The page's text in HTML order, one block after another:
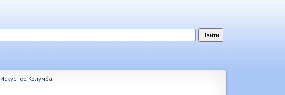
Искуснее Колумба